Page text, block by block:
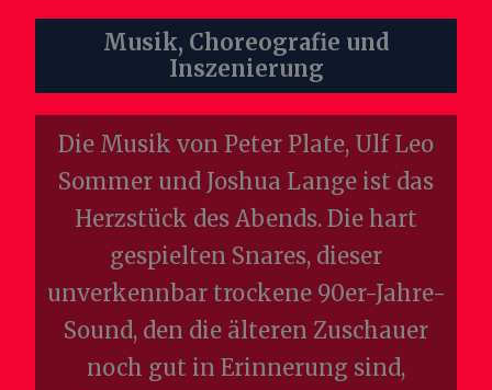
Musik, Choreografie und
Inszenierung
Die Musik von Peter Plate, Ulf Leo
Sommer und Joshua Lange ist das
Herzstück des Abends. Die hart
gespielten Snares, dieser
unverkennbar trockene 90er-Jahre-
Sound, den die älteren Zuschauer
noch gut in Erinnerung sind,